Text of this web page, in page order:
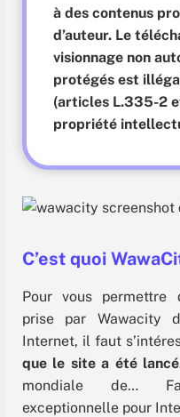
à des contenus
d’auteur. Le
visionnage non
protégés est
(articles L.335-2
propriété
C’est quoi
Pour vous permettre
prise par Wawacity
Internet, il faut
que le site a été lancé
mondiale de…
exceptionnelle pour